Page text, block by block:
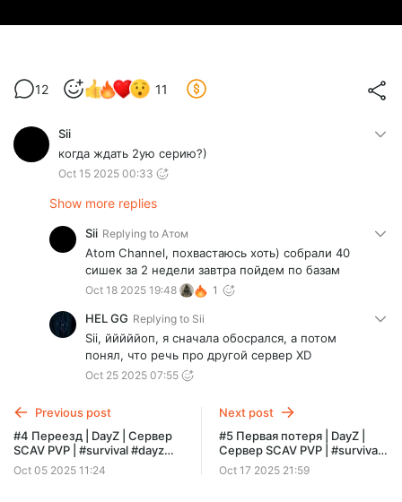
12 11
Sii
когда ждать 2ую серию?)
Oct 15 2025 00:33
Show more replies
Sii Replying to Атом
Atom Channel, похвастаюсь хоть) собрали 40
сишек за 2 недели завтра пойдем по базам
Oct 18 2025 19:48 1
HEL GG Replying to Sii
Sii, йййййоп, я сначала обосрался, а потом
понял, что речь про другой сервер XD
Oct 25 2025 07:55
Previous post
#4 Переезд | DayZ | Сервер
SCAV PVP | #survival #dayz
#pvp #hard
Oct 05 2025 11:24
Next post
#5 Первая потеря | DayZ |
Сервер SCAV PVP | #survival
#dayz #pvp #hard
Oct 17 2025 21:59